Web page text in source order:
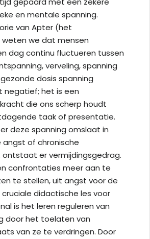
en mentale spanning.
van Apter (het
we dat mensen
dag continu fluctueren tussen
verveling, spanning
dosis spanning
negatief; het is een
die ons scherp houdt
taak of presentatie.
deze spanning omslaat in
of chronische
ontstaat er vermijdingsgedrag.
confrontaties meer aan te
te stellen, uit angst voor de
cruciale didactische les voor
is het leren reguleren van
door het toelaten van
van ze te verdringen. Door